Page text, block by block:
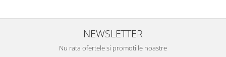
NEWSLETTER
Nu rata ofertele si promotiile noastre